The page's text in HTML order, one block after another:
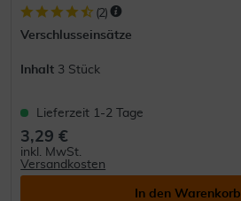
(2)
Verschlusseinsätze
Inhalt 3 Stück
Lieferzeit 1-2 Tage
3,29 €
inkl. MwSt.
Versandkosten
In den Warenkorb